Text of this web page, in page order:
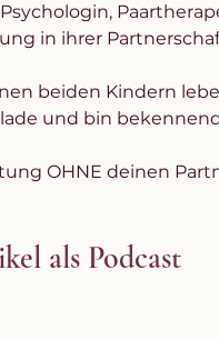
in ihrer
beiden Kindern
und bin
OHNE deinen
als Podcast